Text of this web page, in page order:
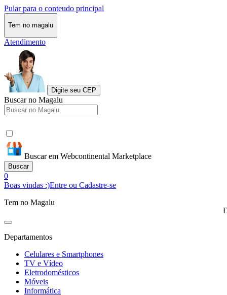
Pular para o conteudo principal
Tem no magalu
Atendimento
Digite seu CEP
Buscar no Magalu
Buscar em Webcontinental Marketplace
Buscar
0
Boas vindas :)Entre ou Cadastre-se
Tem no Magalu
Departamentos
Celulares e Smartphones
TV e Vídeo
Eletrodomésticos
Móveis
Informática